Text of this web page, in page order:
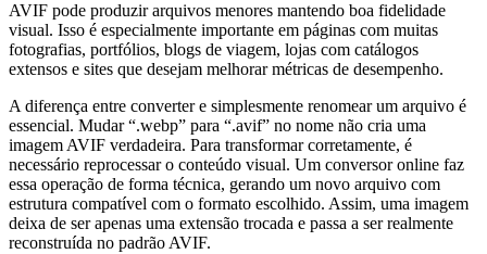
AVIF pode produzir arquivos menores mantendo boa fidelidade
visual. Isso é especialmente importante em páginas com muitas
fotografias, portfólios, blogs de viagem, lojas com catálogos
extensos e sites que desejam melhorar métricas de desempenho.
A diferença entre converter e simplesmente renomear um arquivo é
essencial. Mudar “.webp” para “.avif” no nome não cria uma
imagem AVIF verdadeira. Para transformar corretamente, é
necessário reprocessar o conteúdo visual. Um conversor online faz
essa operação de forma técnica, gerando um novo arquivo com
estrutura compatível com o formato escolhido. Assim, uma imagem
deixa de ser apenas uma extensão trocada e passa a ser realmente
reconstruída no padrão AVIF.